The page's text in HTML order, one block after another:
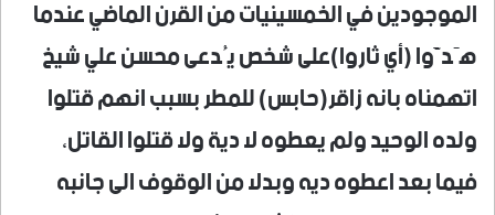
الموجودين في الخمسينيات من القرن الماضي عندما
هَدَّوا (أي ثاروا)على شخص يُدعى محسن علي شيخ
اتهمناه بانه زاقر(حابس) للمطر بسبب انهم قتلوا
ولده الوحيد ولم يعطوه لا دية ولا قتلوا القاتل،
فيما بعد اعطوه ديه وبدلا من الوقوف الى جانبه